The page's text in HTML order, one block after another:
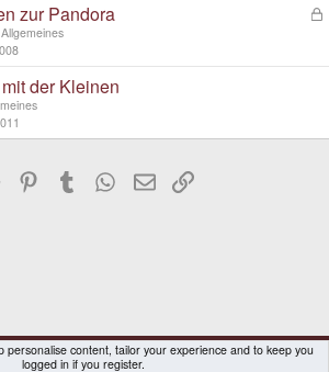
L
k
zur Pandora
der Kleinen
Reddit PinterestTumblr WhatsApp
EmailLink
(US)
personalise content, tailor your experience and to keep you
logged in if you register.